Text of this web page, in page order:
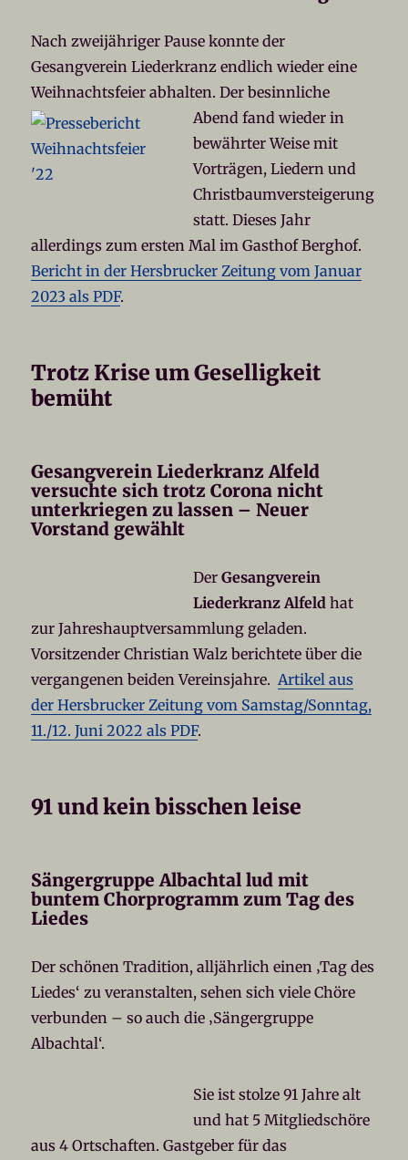
Nach zweijähriger Pause konnte der
Gesangverein Liederkranz endlich wieder eine
Weihnachtsfeier abhalten.Der besinnliche
Abend fand wieder in
bewährter Weise mit
Vorträgen, Liedern und
Christbaumversteigerung
statt. Dieses Jahr
allerdings zum ersten Mal im Gasthof Berghof.
Bericht in der Hersbrucker Zeitung vom Januar
2023 als PDF.
Trotz Krise um Geselligkeit
bemüht
Gesangverein Liederkranz Alfeld
versuchte sich trotz Corona nicht
unterkriegen zu lassen – Neuer
Vorstand gewählt
Der Gesangverein
Liederkranz Alfeld hat
zur Jahreshauptversammlung geladen.
Vorsitzender Christian Walz berichtete über die
vergangenen beiden Vereinsjahre. Artikel aus
der Hersbrucker Zeitung vom Samstag/Sonntag,
11./12. Juni 2022 als PDF.
91 und kein bisschen leise
Sängergruppe Albachtal lud mit
buntem Chorprogramm zum Tag des
Liedes
Der schönen Tradition, alljährlich einen ‚Tag des
Liedes‘ zu veranstalten, sehen sich viele Chöre
verbunden – so auch die ‚Sängergruppe
Albachtal‘.
Sie ist stolze 91 Jahre alt
und hat 5 Mitgliedschöre
aus 4 Ortschaften. Gastgeber für das